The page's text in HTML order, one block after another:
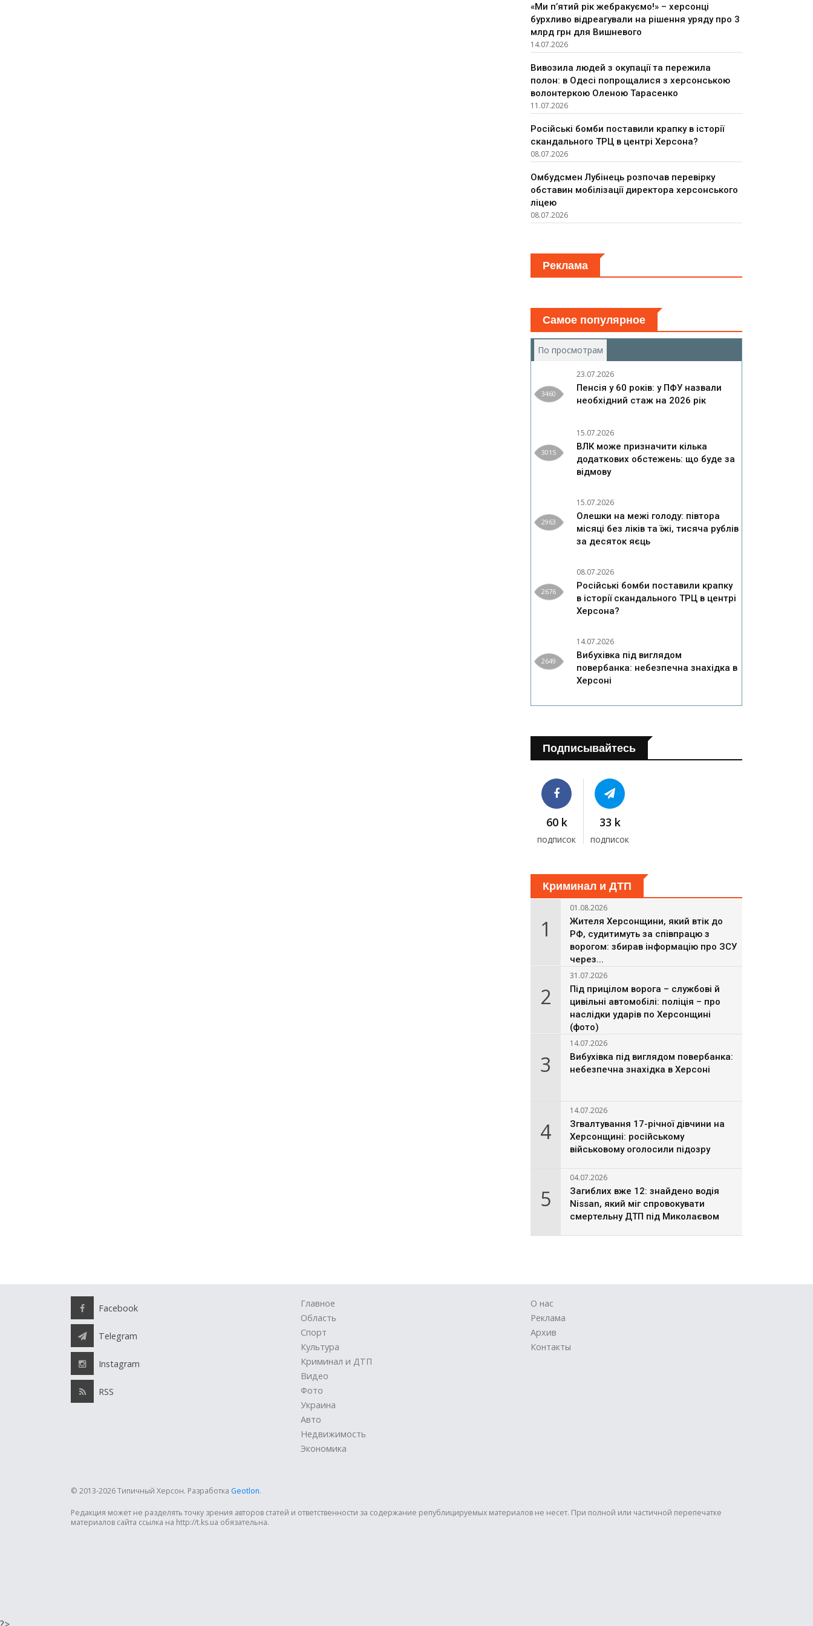
«Ми п’ятий рік жебракуємо!» – херсонці
бурхливо відреагували на рішення уряду про 3
млрд грн для Вишневого
14.07.2026
Вивозила людей з окупації та пережила
полон: в Одесі попрощалися з херсонською
волонтеркою Оленою Тарасенко
11.07.2026
Російські бомби поставили крапку в історії
скандального ТРЦ в центрі Херсона?
08.07.2026
Омбудсмен Лубінець розпочав перевірку
обставин мобілізації директора херсонського
ліцею
08.07.2026
Реклама
Самое популярное
По просмотрам
3460
23.07.2026
Пенсія у 60 років: у ПФУ назвали
необхідний стаж на 2026 рік
3015
15.07.2026
ВЛК може призначити кілька
додаткових обстежень: що буде за
відмову
2963
15.07.2026
Олешки на межі голоду: півтора
місяці без ліків та їжі, тисяча рублів
за десяток яєць
2676
08.07.2026
Російські бомби поставили крапку
в історії скандального ТРЦ в центрі
Херсона?
2649
14.07.2026
Вибухівка під виглядом
повербанка: небезпечна знахідка в
Херсоні
Подписывайтесь
60 k
подписок
33 k
подписок
Криминал и ДТП
1
01.08.2026
Жителя Херсонщини, який втік до
РФ, судитимуть за співпрацю з
ворогом: збирав інформацію про ЗСУ
через...
2
31.07.2026
Під прицілом ворога – службові й
цивільні автомобілі: поліція – про
наслідки ударів по Херсонщині
(фото)
3
14.07.2026
Вибухівка під виглядом повербанка:
небезпечна знахідка в Херсоні
4
14.07.2026
Згвалтування 17-річної дівчини на
Херсонщині: російському
військовому оголосили підозру
5
04.07.2026
Загиблих вже 12: знайдено водія
Nissan, який міг спровокувати
смертельну ДТП під Миколаєвом
Facebook
Telegram
Instagram
RSS
Главное
Область
Спорт
Культура
Криминал и ДТП
Видео
Фото
Украина
Авто
Недвижимость
Экономика
О нас
Реклама
Архив
Контакты
© 2013-2026 Типичный Херсон. Разработка Geotlon.
Редакция может не разделять точку зрения авторов статей и ответственности за содержание републицируемых материалов не несет. При полной или частичной перепечатке
материалов сайта ссылка на http://t.ks.ua обязательна.